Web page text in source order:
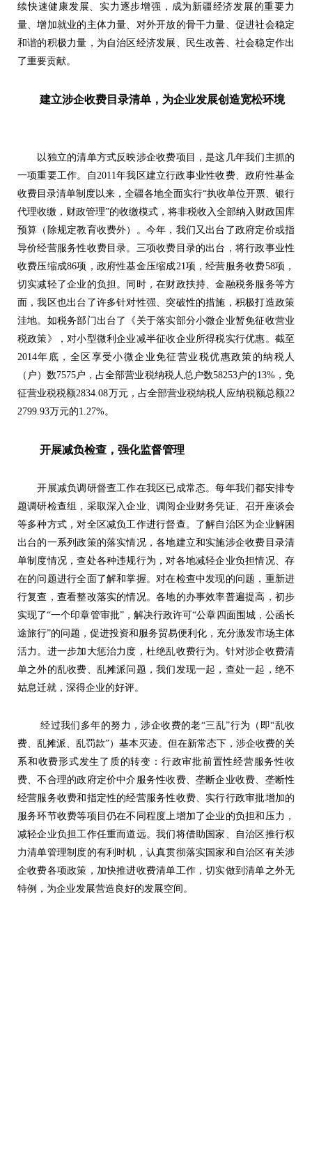
续快速健康发展、实力逐步增强，成为新疆经济发展的重要力
量、增加就业的主体力量、对外开放的骨干力量、促进社会稳定
和谐的积极力量，为自治区经济发展、民生改善、社会稳定作出
了重要贡献。
建立涉企收费目录清单，为企业发展创造宽松环境
以独立的清单方式反映涉企收费项目，是这几年我们主抓的
一项重要工作。自2011年我区建立行政事业性收费、政府性基金
收费目录清单制度以来，全疆各地全面实行“执收单位开票、银行
代理收缴，财政管理”的收缴模式，将非税收入全部纳入财政国库
预算（除规定教育收费外）。今年，我们又出台了政府定价或指
导价经营服务性收费目录。三项收费目录的出台，将行政事业性
收费压缩成86项，政府性基金压缩成21项，经营服务收费58项，
切实减轻了企业的负担。同时，在财政扶持、金融税务服务等方
面，我区也出台了许多针对性强、突破性的措施，积极打造政策
洼地。如税务部门出台了《关于落实部分小微企业暂免征收营业
税政策》，对小型微利企业减半征收企业所得税实行优惠。截至
2014年底，全区享受小微企业免征营业税优惠政策的纳税人
（户）数7575户，占全部营业税纳税人总户数58253户的13%，免
征营业税税额2834.08万元，占全部营业税纳税人应纳税额总额22
2799.93万元的1.27%。
开展减负检查，强化监督管理
开展减负调研督查工作在我区已成常态。每年我们都安排专
题调研检查组，采取深入企业、调阅企业财务凭证、召开座谈会
等多种方式，对全区减负工作进行督查。了解自治区为企业解困
出台的一系列政策的落实情况，各地建立和实施涉企收费目录清
单制度情况，查处各种违规行为，对各地减轻企业负担情况、存
在的问题进行全面了解和掌握。对在检查中发现的问题，重新进
行复查，查看整改落实的情况。各地的办事效率普遍提高，初步
实现了“一个印章管审批”，解决行政许可“公章四面围城，公函长
途旅行”的问题，促进投资和服务贸易便利化，充分激发市场主体
活力。进一步加大惩治力度，杜绝乱收费行为。针对涉企收费清
单之外的乱收费、乱摊派问题，我们发现一起，查处一起，绝不
姑息迁就，深得企业的好评。
经过我们多年的努力，涉企收费的老“三乱”行为（即“乱收
费、乱摊派、乱罚款”）基本灭迹。但在新常态下，涉企收费的关
系和收费形式发生了质的转变：行政审批前置性经营服务性收
费、不合理的政府定价中介服务性收费、垄断企业收费、垄断性
经营服务收费和指定性的经营服务性收费、实行行政审批增加的
服务环节收费等项目仍在不同程度上增加了企业的负担和压力，
减轻企业负担工作任重而道远。我们将借助国家、自治区推行权
力清单管理制度的有利时机，认真贯彻落实国家和自治区有关涉
企收费各项政策，加快推进收费清单工作，切实做到清单之外无
特例，为企业发展营造良好的发展空间。